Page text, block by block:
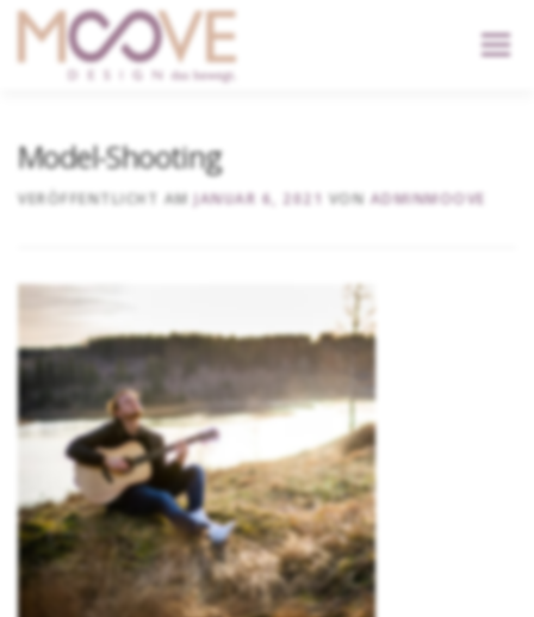
content
Menü
Model-Shooting
VERÖFFENTLICHT AM JANUAR 6, 2021 VON ADMINMOOVE